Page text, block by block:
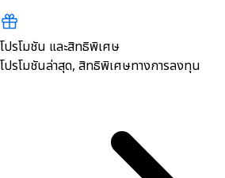
โปรโมชัน และสิทธิพิเศษ
โปรโมชันล่าสุด, สิทธิพิเศษทางการลงทุน